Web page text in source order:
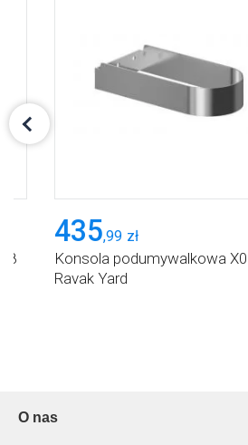
435,99 zł
Konsola podumywalkowa
Ravak Yard
O nas